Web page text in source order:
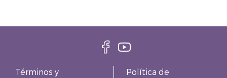
Términos y
Política de